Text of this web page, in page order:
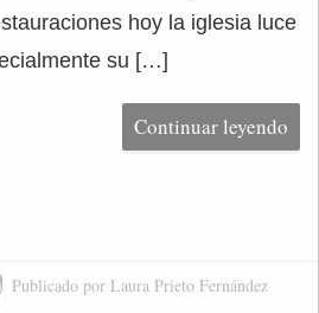
hoy la iglesia luce
su […]
Continuar leyendo
Publicado por Laura Prieto Fernández